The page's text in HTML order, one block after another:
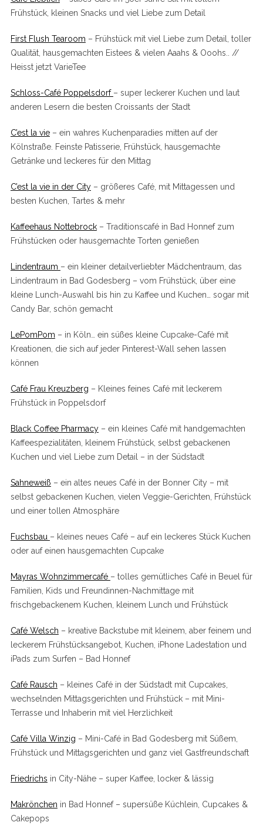
Frühstück, kleinen Snacks und viel Liebe zum Detail
First Flush Tearoom – Frühstück mit viel Liebe zum Detail, toller
Qualität, hausgemachten Eistees & vielen Aaahs & Ooohs.. //
Heisst jetzt VarieTee
Schloss-Café Poppelsdorf – super leckerer Kuchen und laut
anderen Lesern die besten Croissants der Stadt
C’est la vie– ein wahres Kuchenparadies mitten auf der
Kölnstraße. Feinste Patisserie, Frühstück, hausgemachte
Getränke und leckeres für den Mittag
C’est la vie in der City– größeres Café, mit Mittagessen und
besten Kuchen, Tartes & mehr
Kaffeehaus Nottebrock– Traditionscafé in Bad Honnef zum
Frühstücken oder hausgemachte Torten genießen
Lindentraum – ein kleiner detailverliebter Mädchentraum, das
Lindentraum in Bad Godesberg – vom Frühstück, über eine
kleine Lunch-Auswahl bis hin zu Kaffee und Kuchen… sogar mit
Candy Bar, schön gemacht
LePomPom – in Köln… ein süßes kleine Cupcake-Café mit
Kreationen, die sich auf jeder Pinterest-Wall sehen lassen
können
Café Frau Kreuzberg – Kleines feines Café mit leckerem
Frühstück in Poppelsdorf
Black Coffee Pharmacy– ein kleines Café mit handgemachten
Kaffeespezialitäten, kleinem Frühstück, selbst gebackenen
Kuchen und viel Liebe zum Detail – in der Südstadt
Sahneweiß – ein altes neues Café in der Bonner City – mit
selbst gebackenen Kuchen, vielen Veggie-Gerichten, Frühstück
und einer tollen Atmosphäre
Fuchsbau – kleines neues Café – auf ein leckeres Stück Kuchen
oder auf einen hausgemachten Cupcake
Mayras Wohnzimmercafé – tolles gemütliches Café in Beuel für
Familien, Kids und Freundinnen-Nachmittage mit
frischgebackenem Kuchen, kleinem Lunch und Frühstück
Café Welsch – kreative Backstube mit kleinem, aber feinem und
leckerem Frühstücksangebot, Kuchen, iPhone Ladestation und
iPads zum Surfen – Bad Honnef
Café Rausch – kleines Café in der Südstadt mit Cupcakes,
wechselnden Mittagsgerichten und Frühstück – mit Mini-
Terrasse und Inhaberin mit viel Herzlichkeit
Café Villa Winzig – Mini-Café in Bad Godesberg mit Süßem,
Frühstück und Mittagsgerichten und ganz viel Gastfreundschaft
Friedrichs in City-Nähe – super Kaffee, locker & lässig
Makrönchen in Bad Honnef – supersüße Küchlein, Cupcakes &
Cakepops